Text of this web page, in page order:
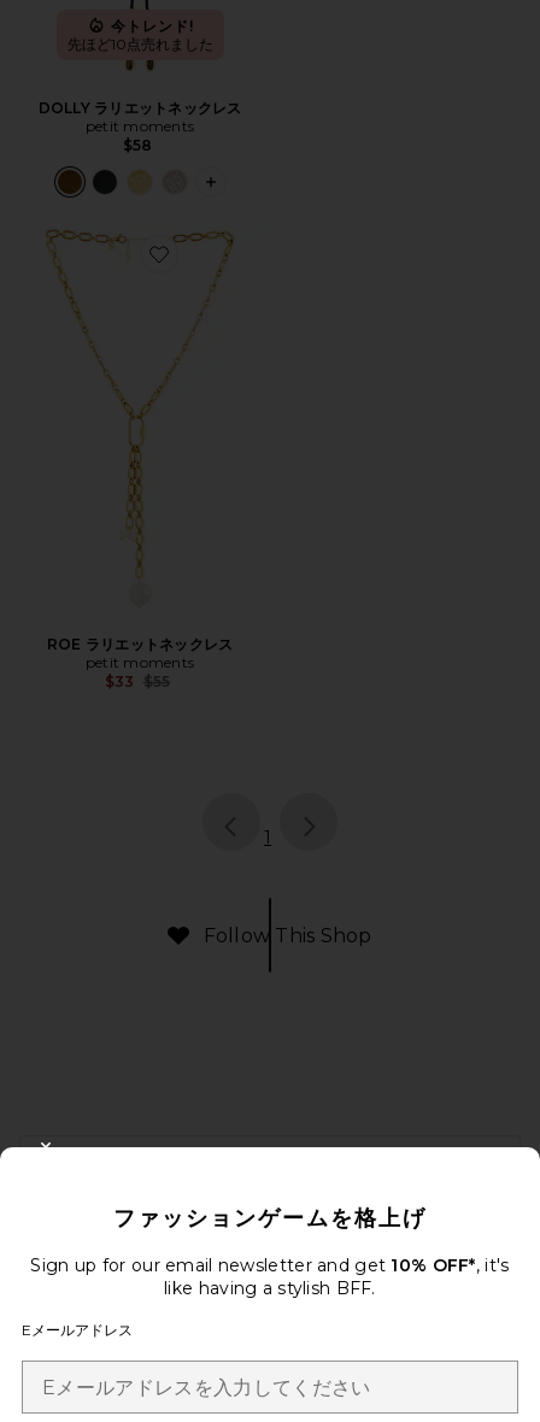
今トレンド!
先ほど10点売れました
DOLLY ラリエットネックレス
petit moments
$58
PLUS ICON TO SEE MORE OPTIONS
Favorite ROE ラリエットネックレス
ROE ラリエットネックレス
petit moments
$33 Previous price:
$55
page
1
Follow This Shop
FOOTER
メールを送信することにより、当社のニュースレターに登録。いつで
Email Address
ファッションゲームを格上げ
Sign up for our email newsletter and get 10% OFF*, it's
like having a stylish BFF.
Eメールアドレス